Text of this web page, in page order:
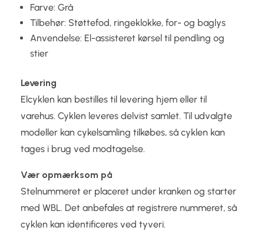
Farve: Grå
Tilbehør: Støttefod, ringeklokke, for- og baglys
Anvendelse: El-assisteret kørsel til pendling og
stier
Levering
Elcyklen kan bestilles til levering hjem eller til
varehus. Cyklen leveres delvist samlet. Til udvalgte
modeller kan cykelsamling tilkøbes, så cyklen kan
tages i brug ved modtagelse.
Vær opmærksom på
Stelnummeret er placeret under kranken og starter
med WBL. Det anbefales at registrere nummeret, så
cyklen kan identificeres ved tyveri.